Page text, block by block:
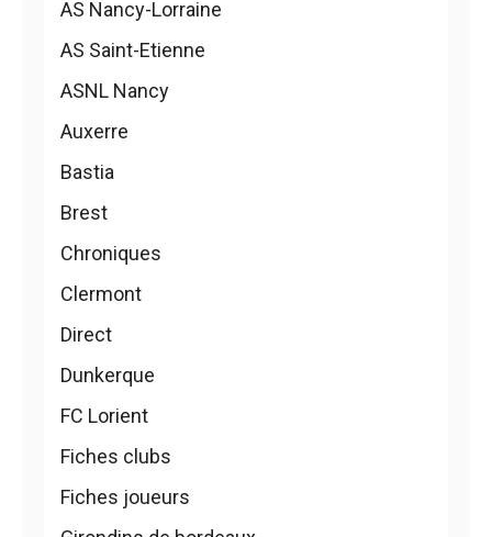
AS Nancy-Lorraine
AS Saint-Etienne
ASNL Nancy
Auxerre
Bastia
Brest
Chroniques
Clermont
Direct
Dunkerque
FC Lorient
Fiches clubs
Fiches joueurs